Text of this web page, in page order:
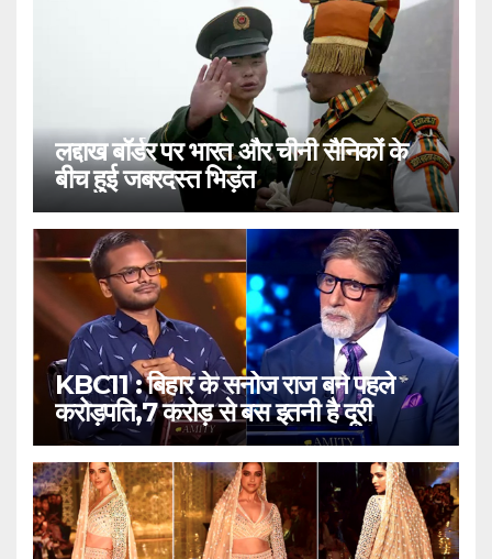
लद्दाख बॉर्डर पर भारत और चीनी सैनिकों के
बीच हुई जबरदस्त भिड़ंत
KBC11 : बिहार के सनोज राज बने पहले
करोड़पति,7 करोड़ से बस इतनी है दूरी